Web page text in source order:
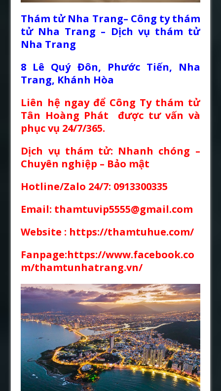
Thám tử Nha Trang– Công tythám
tử Nha Trang – Dịch vụ thám tử
Nha Trang
8 Lê Quý Đôn, Phước Tiến, Nha
Trang, Khánh Hòa
Liên hệ ngay để Công Ty thám tử
Tân Hoàng Phát được tư vấn và
phục vụ 24/7/365.
Dịch vụ thám tử: Nhanh chóng –
Chuyên nghiệp – Bảo mật
Hotline/Zalo 24/7: 0913300335
Email: thamtuvip5555@gmail.com
Website : https://thamtuhue.com/
Fanpage:https://www.facebook.co
m/thamtunhatrang.vn/